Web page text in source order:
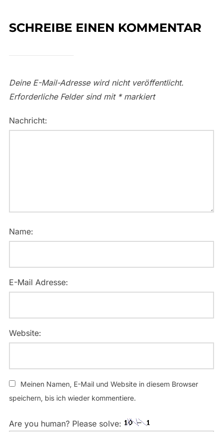
SCHREIBE EINEN KOMMENTAR
Deine E-Mail-Adresse wird nicht veröffentlicht.
Erforderliche Felder sind mit *markiert
Nachricht:
Name:
E-Mail Adresse:
Website:
Meinen Namen, E-Mail und Website in diesem Browser
speichern, bis ich wieder kommentiere.
Are you human? Please solve: